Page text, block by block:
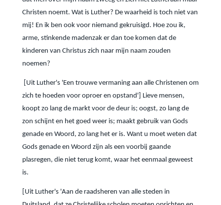
Christen noemt. Wat is Luther? De waarheid is toch niet van
mij! En ik ben ook voor niemand gekruisigd. Hoe zou ik,
arme, stinkende madenzak er dan toe komen dat de
kinderen van Christus zich naar mijn naam zouden
noemen?
[Uit Luther's 'Een trouwe vermaning aan alle Christenen om
zich te hoeden voor oproer en opstand'] Lieve mensen,
koopt zo lang de markt voor de deur is; oogst, zo lang de
zon schijnt en het goed weer is; maakt gebruik van Gods
genade en Woord, zo lang het er is. Want u moet weten dat
Gods genade en Woord zijn als een voorbij gaande
plasregen, die niet terug komt, waar het eenmaal geweest
is.
[Uit Luther's 'Aan de raadsheren van alle steden in